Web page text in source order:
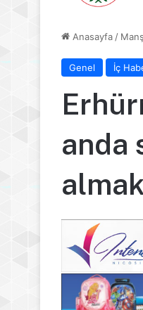
Anasayfa /
Genel İç
anda